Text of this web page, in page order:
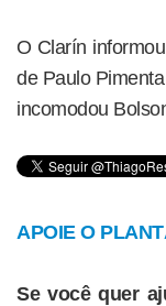
O Clarín
de Paulo
incomodou
APOIE O
Se você quer